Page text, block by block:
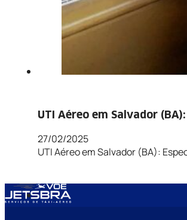
UTI Aéreo em Salvador
27/02/2025
UTI Aéreo em Salvador (BA):